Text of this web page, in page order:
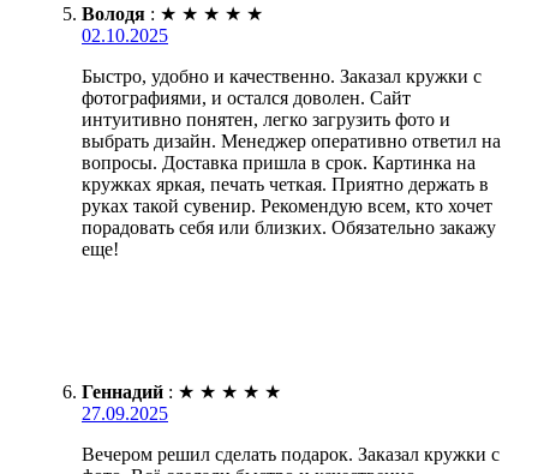
Володя : ★ ★ ★ ★ ★
02.10.2025
Быстро, удобно и качественно. Заказал кружки с
фотографиями, и остался доволен. Сайт
интуитивно понятен, легко загрузить фото и
выбрать дизайн. Менеджер оперативно ответил на
вопросы. Доставка пришла в срок. Картинка на
кружках яркая, печать четкая. Приятно держать в
руках такой сувенир. Рекомендую всем, кто хочет
порадовать себя или близких. Обязательно закажу
еще!
Геннадий : ★ ★ ★ ★ ★
27.09.2025
Вечером решил сделать подарок. Заказал кружки с